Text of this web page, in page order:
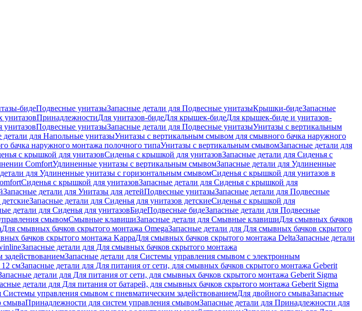
бидеПодвесные унитазыЗапасные детали для Подвесные унитазыКрышки-бидеЗапасные
унитазовПринадлежностиДля унитазов-бидеДля крышек-бидеДля крышек-биде и унитазов-
унитазовПодвесные унитазыЗапасные детали для Подвесные унитазыУнитазы с вертикальным
детали для Напольные унитазыУнитазы с вертикальным смывом для смывного бачка наружного
бачка наружного монтажа полочного типаУнитазы с вертикальным смывомЗапасные детали для
с крышкой для унитазовСиденья с крышкой для унитазовЗапасные детали для Сиденья с
ComfortУдлиненные унитазы с вертикальным смывомЗапасные детали для Удлиненные
для Удлиненные унитазы с горизонтальным смывомСиденья с крышкой для унитазов в
Сиденья с крышкой для унитазовЗапасные детали для Сиденья с крышкой для
Запасные детали для Унитазы для детейПодвесные унитазыЗапасные детали для Подвесные
Запасные детали для Сиденья для унитазов детскиеСиденья с крышкой для
детали для Сиденья для унитазовБидеПодвесные бидеЗапасные детали для Подвесные
смывомСмывные клавишиЗапасные детали для Смывные клавишиДля смывных бачков
Для смывных бачков скрытого монтажа OmegaЗапасные детали для Для смывных бачков скрытого
бачков скрытого монтажа KappaДля смывных бачков скрытого монтажа DeltaЗапасные детали
Запасные детали для Для смывных бачков скрытого монтажа
Запасные детали для Системы управления смывом с электронным
12 смЗапасные детали для Для питания от сети, для смывных бачков скрытого монтажа Geberit
детали для Для питания от сети, для смывных бачков скрытого монтажа Geberit Sigma
детали для Для питания от батарей, для смывных бачков скрытого монтажа Geberit Sigma
Системы управления смывом с пневматическим задействованиемДля двойного смываЗапасные
смываПринадлежности для систем управления смывомЗапасные детали для Принадлежности для